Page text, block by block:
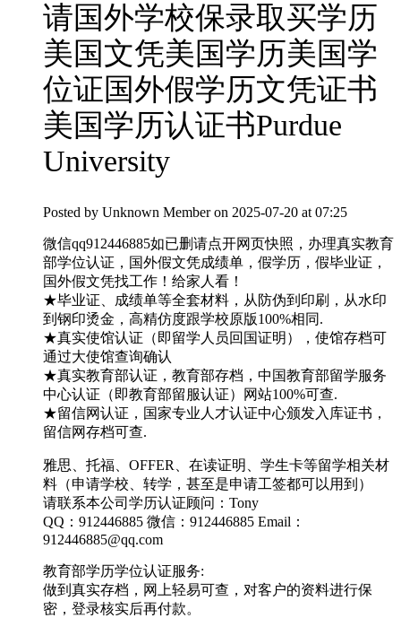
请国外学校保录取买学历
美国文凭美国学历美国学
位证国外假学历文凭证书
美国学历认证书Purdue
University
Posted by Unknown Member on 2025-07-20 at 07:25
微信qq912446885如已删请点开网页快照，办理真实教育
部学位认证，国外假文凭成绩单，假学历，假毕业证，
国外假文凭找工作！给家人看！
★毕业证、成绩单等全套材料，从防伪到印刷，从水印
到钢印烫金，高精仿度跟学校原版100%相同.
★真实使馆认证（即留学人员回国证明），使馆存档可
通过大使馆查询确认
★真实教育部认证，教育部存档，中国教育部留学服务
中心认证（即教育部留服认证）网站100%可查.
★留信网认证，国家专业人才认证中心颁发入库证书，
留信网存档可查.
雅思、托福、OFFER、在读证明、学生卡等留学相关材
料（申请学校、转学，甚至是申请工签都可以用到）
请联系本公司学历认证顾问：Tony
QQ：912446885 微信：912446885 Email：
912446885@qq.com
教育部学历学位认证服务:
做到真实存档，网上轻易可查，对客户的资料进行保
密，登录核实后再付款。